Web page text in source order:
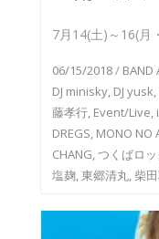
7月14(土)～16(月
06/15/2018/ BAND
DJ minisky, DJ yusk,
藤孝行, Event/Live,
DREGS, MONO NO
CHANG,つくばロ
塩麹,東郷清丸, 柴